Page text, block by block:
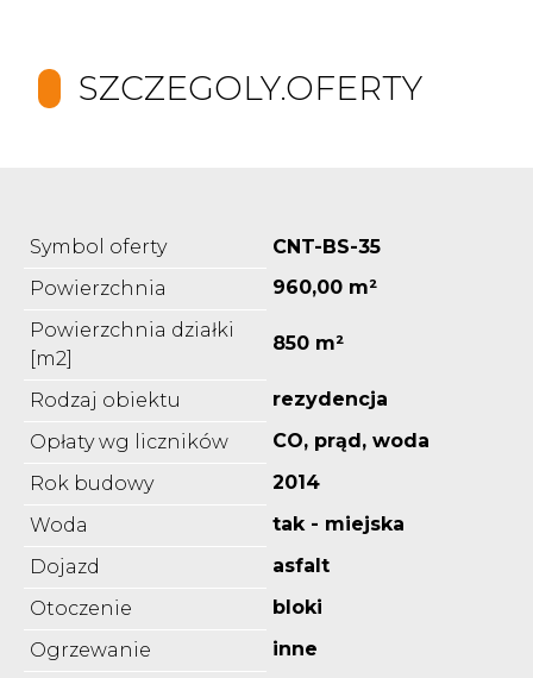
SZCZEGOLY.OFERTY
Symbol oferty
CNT-BS-35
Powierzchnia
960,00 m²
Powierzchnia działki
[m2]
850 m²
Rodzaj obiektu
rezydencja
Opłaty wg liczników
CO, prąd, woda
Rok budowy
2014
Woda
tak - miejska
Dojazd
asfalt
Otoczenie
bloki
Ogrzewanie
inne